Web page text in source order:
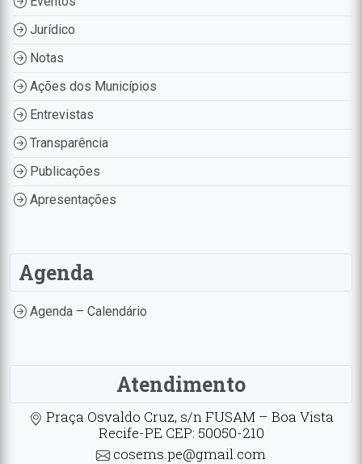
Jurídico
Notas
Ações dos Municípios
Entrevistas
Transparência
Publicações
Apresentações
Agenda
Agenda – Calendário
Atendimento
Praça Osvaldo Cruz, s/n FUSAM – Boa Vista
Recife-PE CEP: 50050-210
cosems.pe@gmail.com